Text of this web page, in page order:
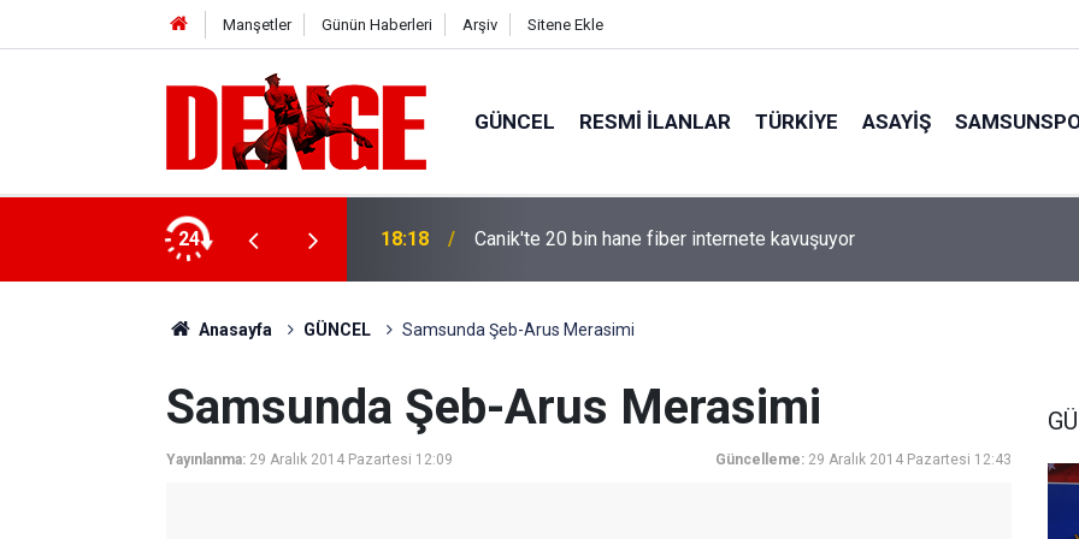
Manşetler Günün Haberleri Arşiv Sitene Ekle
GÜNCEL RESMI İLANLAR TÜRKİYE ASAYİŞ
24
kadar devam edecek 18:18 Canik'te 20 bin hane fiber internete kavuşuyor
Anasayfa GÜNCEL Samsunda Şeb-Arus Merasimi
Samsunda Şeb-Arus Merasimi
Yayınlanma: 29 Aralık 2014 Pazartesi 12:09 Güncelleme: 29 Aralık 2014 Pazartesi 12:43